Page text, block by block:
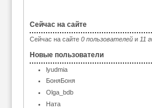
Сейчас на сайте
Сейчас на сайте 0 пользователей и 11
Новые пользователи
lyudmia
БоняБоня
Olga_bdb
Ната